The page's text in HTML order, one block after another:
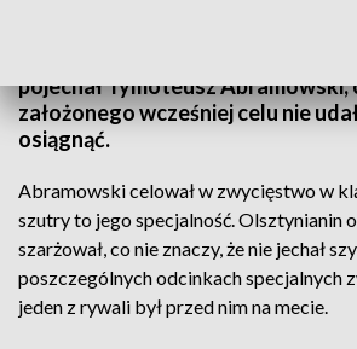
pojechał Tymoteusz Abramowski,
założonego wcześniej celu nie
osiągnąć.
Abramowski celował w zwycięstwo w
szutry to jego specjalność. Olsztynianin
szarżował, co nie znaczy, że nie jechał
poszczególnych odcinkach specjalnych
jeden z rywali był przed nim na mecie.